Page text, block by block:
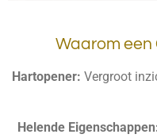
Waarom een
Hartopener: Vergroot
Helende